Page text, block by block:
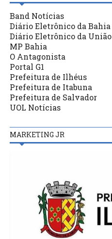
Band Notícias
Diário Eletrônico da Bahia
Diário Eletrônico da União
MP Bahia
O Antagonista
Portal G1
Prefeitura de Ilhéus
Prefeitura de Itabuna
Prefeitura de Salvador
UOL Notícias
MARKETING JR